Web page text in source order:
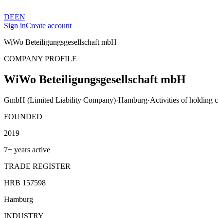
DEEN
Sign inCreate account
WiWo Beteiligungsgesellschaft mbH
COMPANY PROFILE
WiWo Beteiligungsgesellschaft mbH
GmbH (Limited Liability Company)·Hamburg·Activities of holding
FOUNDED
2019
7+ years active
TRADE REGISTER
HRB 157598
Hamburg
INDUSTRY